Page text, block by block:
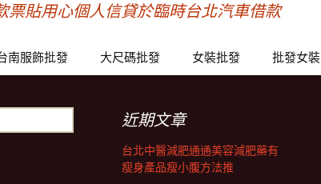
票貼用心個人信貸於臨時台北汽車借款
南服飾批發 大尺碼批發 女裝批發 批發女裝
近期文章
台北中醫減肥通通美容減肥藥有
瘦身產品瘦小腹方法推